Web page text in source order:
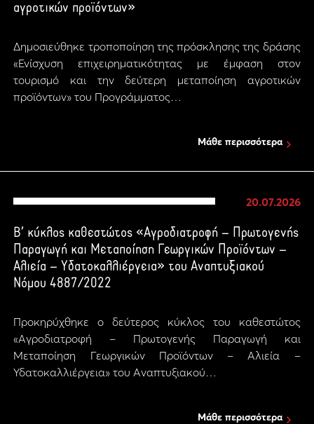
αγροτικών προϊόντων»
Δημοσιεύθηκε τροποποίηση της πρόσκλησης της δράσης
«Ενίσχυση επιχειρηματικότητας με έμφαση στον
τουρισμό και την δεύτερη μεταποίηση αγροτικών
προϊόντων» του Προγράμματος…
Μάθε περισσότερα
20.07.2026
Β’ κύκλος καθεστώτος «Αγροδιατροφή – Πρωτογενής
Παραγωγή και Μεταποίηση Γεωργικών Προϊόντων –
Αλιεία – Υδατοκαλλιέργεια» του Αναπτυξιακού
Νόμου 4887/2022
Προκηρύχθηκε ο δεύτερος κύκλος του καθεστώτος
«Αγροδιατροφή – Πρωτογενής Παραγωγή και
Μεταποίηση Γεωργικών Προϊόντων – Αλιεία –
Υδατοκαλλιέργεια» του Αναπτυξιακού…
Μάθε περισσότερα